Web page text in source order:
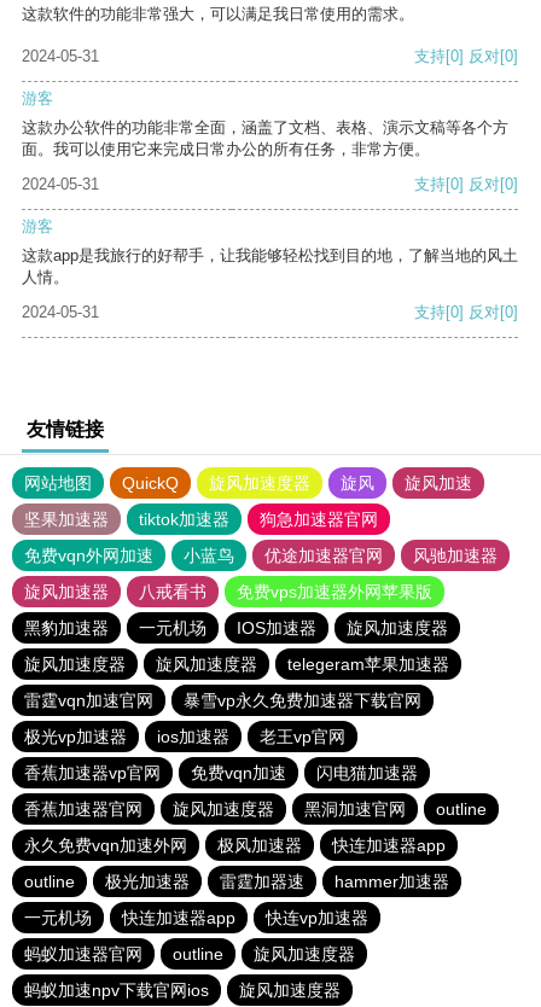
这款软件的功能非常强大，可以满足我日常使用的需求。
2024-05-31 支持[0] 反对[0]
游客
这款办公软件的功能非常全面，涵盖了文档、表格、演示文稿等各个方
面。我可以使用它来完成日常办公的所有任务，非常方便。
2024-05-31
支持[0] 反对[0]
游客
这款app是我旅行的好帮手，让我能够轻松找到目的地，了解当地的风土
人情。
2024-05-31
支持[0] 反对[0]
友情链接
网站地图 QuickQ 旋风加速度器 旋风
旋风加速
坚果加速器
tiktok加速器
狗急加速器官网
免费vqn外网加速
小蓝鸟 优途加速器官网
风驰加速器
旋风加速器
八戒看书
免费vps加速器外网苹果版
黑豹加速器
一元机场 IOS加速器
旋风加速度器
旋风加速度器
旋风加速度器
telegeram苹果加速器
雷霆vqn加速官网
暴雪vp永久免费加速器下载官网
极光vp加速器
ios加速器
老王vp官网
香蕉加速器vp官网
免费vqn加速
闪电猫加速器
香蕉加速器官网
旋风加速度器 黑洞加速官网
outline
永久免费vqn加速外网
极风加速器
快连加速器app
outline
极光加速器 雷霆加器速
hammer加速器
一元机场
快连加速器app
快连vp加速器
蚂蚁加速器官网
outline
旋风加速度器
蚂蚁加速npv下载官网ios
旋风加速度器